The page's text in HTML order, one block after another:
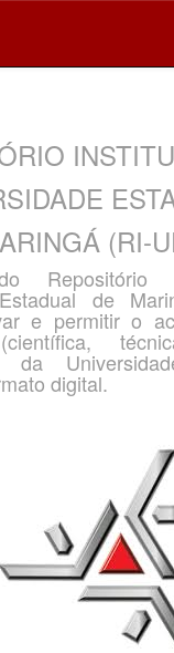
(RI-
Repositório
de
e permitir o
da
digital.